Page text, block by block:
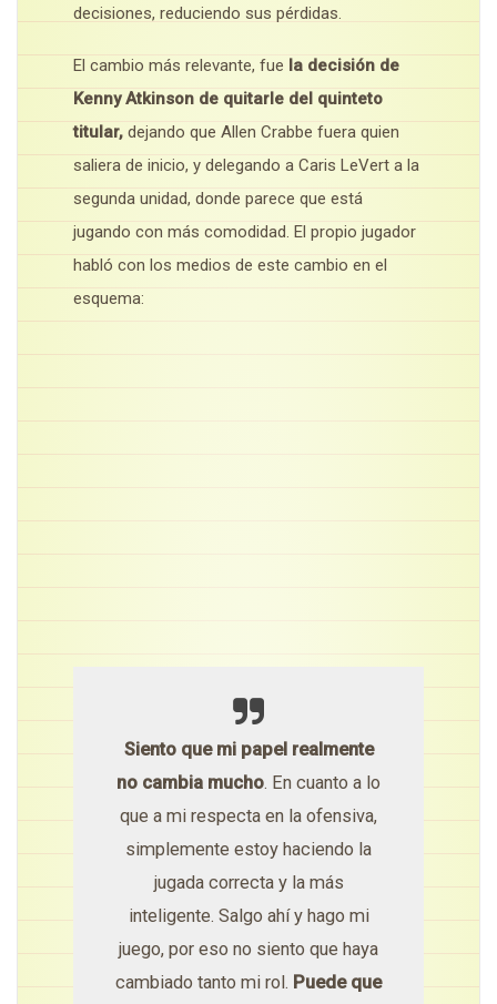
decisiones, reduciendo sus pérdidas.
El cambio más relevante, fue la decisión de
Kenny Atkinson de quitarle del quinteto
titular, dejando que Allen Crabbe fuera quien
saliera de inicio, y delegando a Caris LeVert a la
segunda unidad, donde parece que está
jugando con más comodidad. El propio jugador
habló con los medios de este cambio en el
esquema:
Siento que mi papel realmente
no cambia mucho. En cuanto a lo
que a mi respecta en la ofensiva,
simplemente estoy haciendo la
jugada correcta y la más
inteligente. Salgo ahí y hago mi
juego, por eso no siento que haya
cambiado tanto mi rol. Puede que